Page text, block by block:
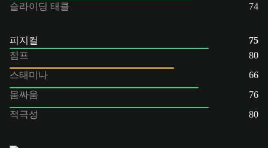
슬라이딩 태클
74
피지컬
75
점프
80
스태미나
66
몸싸움
76
적극성
80